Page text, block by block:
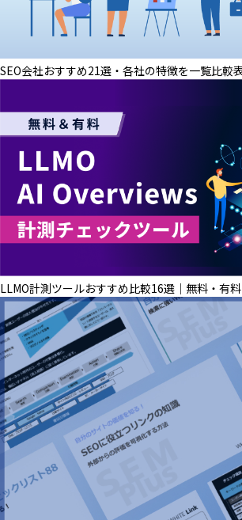
SEO会社おすすめ21選・各社の特徴を一覧比較
LLMO計測ツールおすすめ比較16選│無料・有